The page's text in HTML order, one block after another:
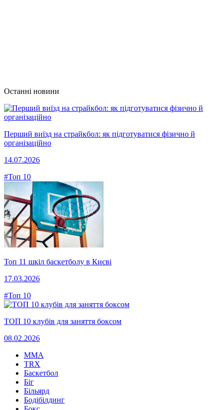
Останні новини
Перший виїзд на страйкбол: як підготуватися фізично й
організаційно
14.07.2026
#Топ 10
Топ 11 шкіл баскетболу в Києві
17.03.2026
#Топ 10
ТОП 10 клубів для заняття боксом
08.02.2026
MMA
TRX
Баскетбол
Біг
Більярд
Бодібілдинг